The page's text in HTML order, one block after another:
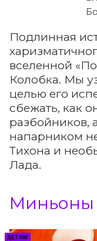
Подлинная
вселенной
Колобка. Мы
целью его
сбежать, как
разбойников,
напарником
Тихона и
Лада.
Миньоны
ДЕТЯМ